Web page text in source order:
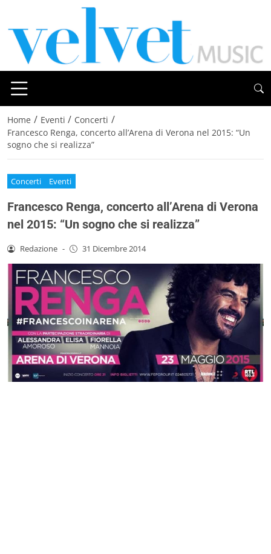
Home / Eventi / Concerti /
Francesco Renga, concerto all’Arena di Verona nel 2015: “Un
sogno che si realizza”
Concerti Eventi
Francesco Renga, concerto all’Arena di Verona
nel 2015: “Un sogno che si realizza”
Redazione - 31 Dicembre 2014